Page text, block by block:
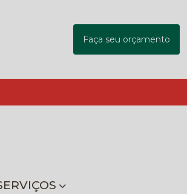
Faça seu orçamento
SERVIÇOS